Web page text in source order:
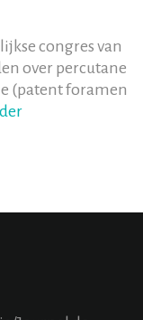
congres van
over percutane
(patent foramen